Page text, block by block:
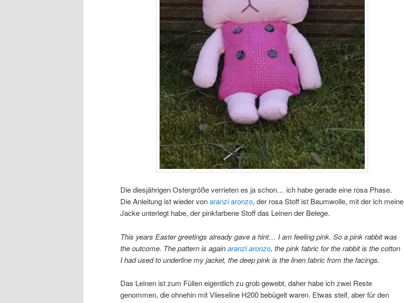
Die diesjährigen Ostergröße verrieten es ja schon… ich habe gerade eine rosa Phase.
Die Anleitung ist wieder vonaranzi aronzo, der rosa Stoff ist Baumwolle, mit der ich meine
Jacke unterlegt habe, der pinkfarbene Stoff das Leinen der Belege.
This years Easter greetings already gave a hint… I am feeling pink. So a pink rabbit was
the outcome. The pattern is againaranzi aronzo, the pink fabric for the rabbit is the cotton
I had used to underline my jacket, the deep pink is the linen fabric from the facings.
Das Leinen ist zum Füllen eigentlich zu grob gewebt, daher habe ich zwei Reste
genommen, die ohnehin mit Vlieseline H200 bebügelt waren. Etwas steif, aber für den